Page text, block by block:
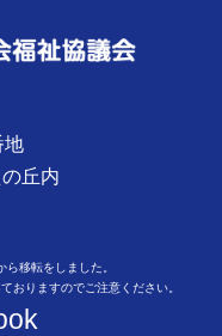
地
丘内
移転をしました。
おりますのでご注意ください。